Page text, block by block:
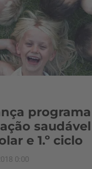
e 1.º ciclo
0:00